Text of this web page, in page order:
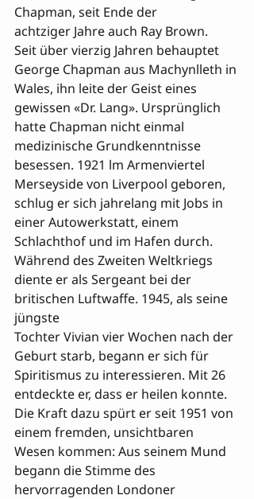
Chapman, seit Ende der
achtziger Jahre auch Ray Brown.
Seit über vierzig Jahren behauptet
George Chapman aus Machynlleth in
Wales, ihn leite der Geist eines
gewissen «Dr. Lang». Ursprünglich
hatte Chapman nicht einmal
medizinische Grundkenntnisse
besessen. 1921 lm Armenviertel
Merseyside von Liverpool geboren,
schlug er sich jahrelang mit Jobs in
einer Autowerkstatt, einem
Schlachthof und im Hafen durch.
Während des Zweiten Weltkriegs
diente er als Sergeant bei der
britischen Luftwaffe. 1945, als seine
jüngste
Tochter Vivian vier Wochen nach der
Geburt starb, begann er sich für
Spiritismus zu interessieren. Mit 26
entdeckte er, dass er heilen konnte.
Die Kraft dazu spürt er seit 1951 von
einem fremden, unsichtbaren
Wesen kommen: Aus seinem Mund
begann die Stimme des
hervorragenden Londoner